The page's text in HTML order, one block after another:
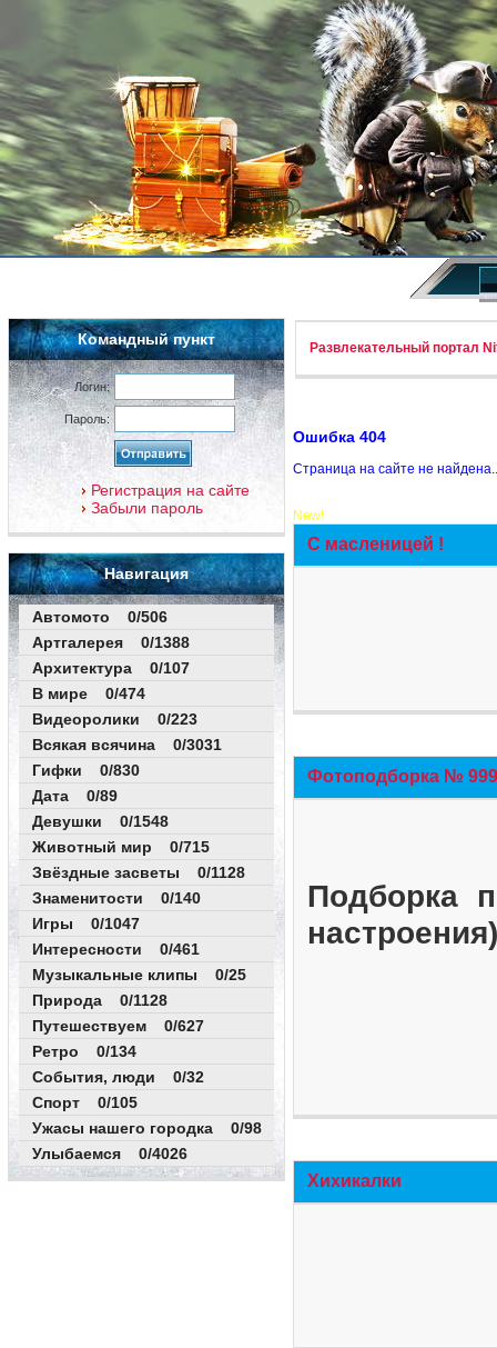
Командный пункт
Логин:
Пароль:
Регистрация на сайте
Забыли пароль
Навигация
Автомото 0/506
Артгалерея 0/1388
Архитектура 0/107
В мире 0/474
Видеоролики 0/223
Всякая всячина 0/3031
Гифки 0/830
Дата 0/89
Девушки 0/1548
Животный мир 0/715
Звёздные засветы 0/1128
Знаменитости 0/140
Игры 0/1047
Интересности 0/461
Музыкальные клипы 0/25
Природа 0/1128
Путешествуем 0/627
Ретро 0/134
События, люди 0/32
Спорт 0/105
Ужасы нашего городка 0/98
Улыбаемся 0/4026
Развлекательный портал
Ошибка 404
Страница на сайте не
New!
С масленицей !
Фотоподборка №
Подборка
Хихикалки